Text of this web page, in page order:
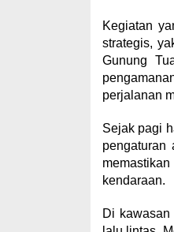
Kegiatan
strategis,
Gunung
perjalanan
Sejak pagi
kendaraan.
Di